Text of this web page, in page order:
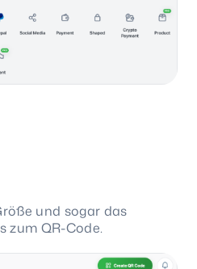
und sogar das
zum QR-Code.